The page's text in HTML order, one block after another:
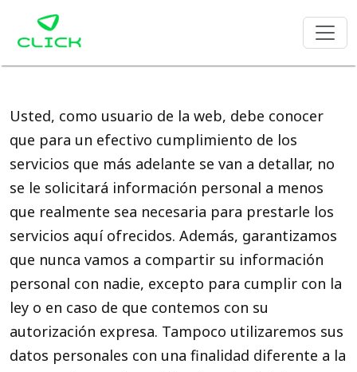
Usted, como usuario de la web, debe conocer
que para un efectivo cumplimiento de los
servicios que más adelante se van a detallar, no
se le solicitará información personal a menos
que realmente sea necesaria para prestarle los
servicios aquí ofrecidos. Además, garantizamos
que nunca vamos a compartir su información
personal con nadie, excepto para cumplir con la
ley o en caso de que contemos con su
autorización expresa. Tampoco utilizaremos sus
datos personales con una finalidad diferente a la